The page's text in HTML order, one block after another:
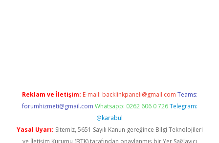
Reklam ve İletişim: E-mail: backlinkpaneli@gmail.com Teams:
forumhizmeti@gmail.com Whatsapp: 0262 606 0 726 Telegram:
@karabul
Yasal Uyarı: Sitemiz, 5651 Sayılı Kanun gereğince Bilgi Teknolojileri
ve İletişim Kurumu (BTK) tarafından onaylanmış bir Yer Sağlayıcı